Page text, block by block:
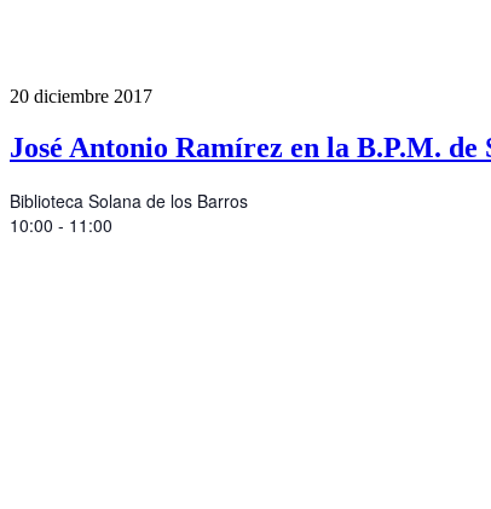
20 diciembre 2017
José Antonio Ramírez en la B.P.M. de
Biblioteca Solana de los Barros
10:00 - 11:00